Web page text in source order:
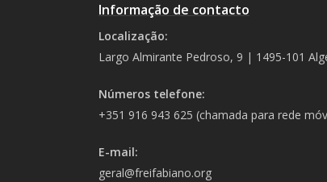
Informação de contacto
Localização:
Largo Almirante Pedroso, 9 | 1495-101
Números telefone:
+351 916 943 625 (chamada para rede
E-mail:
geral@freifabiano.org